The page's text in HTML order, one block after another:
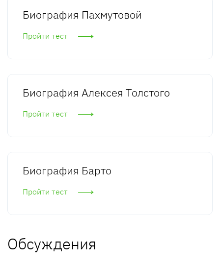
Биография Пахмутовой
Пройти тест
Биография Алексея Толстого
Пройти тест
Биография Барто
Пройти тест
Обсуждения